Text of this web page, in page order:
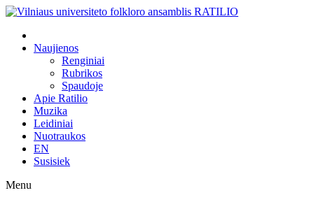
Naujienos
Renginiai
Rubrikos
Spaudoje
Apie Ratilio
Muzika
Leidiniai
Nuotraukos
EN
Susisiek
Menu